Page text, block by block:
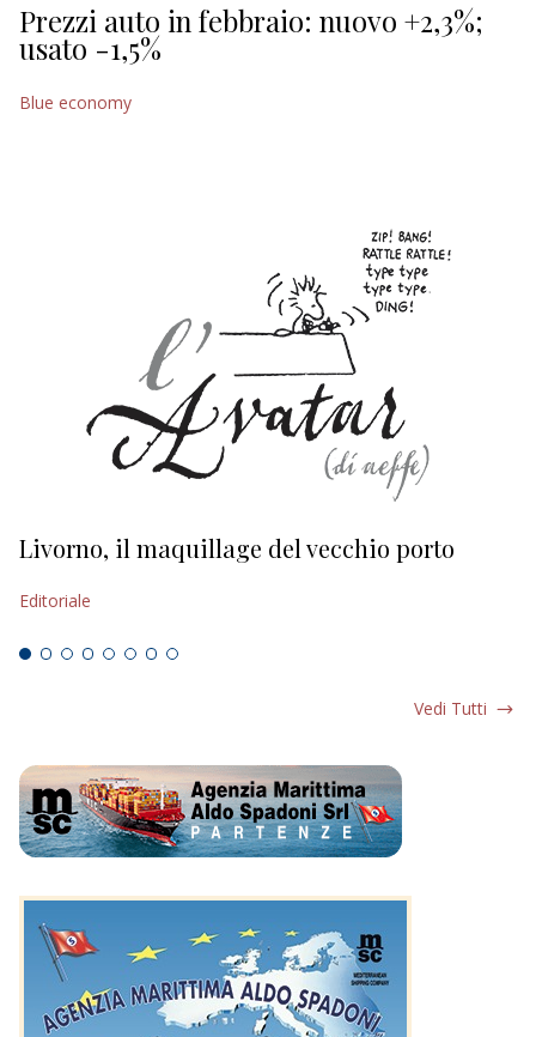
Prezzi auto in febbraio: nuovo +2,3%;
usato -1,5%
Blue economy
Livorno, il maquillage del vecchio porto
Editoriale
Vedi Tutti